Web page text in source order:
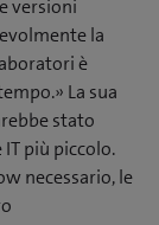
versioni
la
è
La sua
stato
più piccolo.
necessario, le